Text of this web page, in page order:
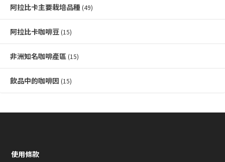
阿拉比卡主要栽培品種 (49)
阿拉比卡咖啡豆 (15)
非洲知名咖啡產區 (15)
飲品中的咖啡因 (15)
使用條款